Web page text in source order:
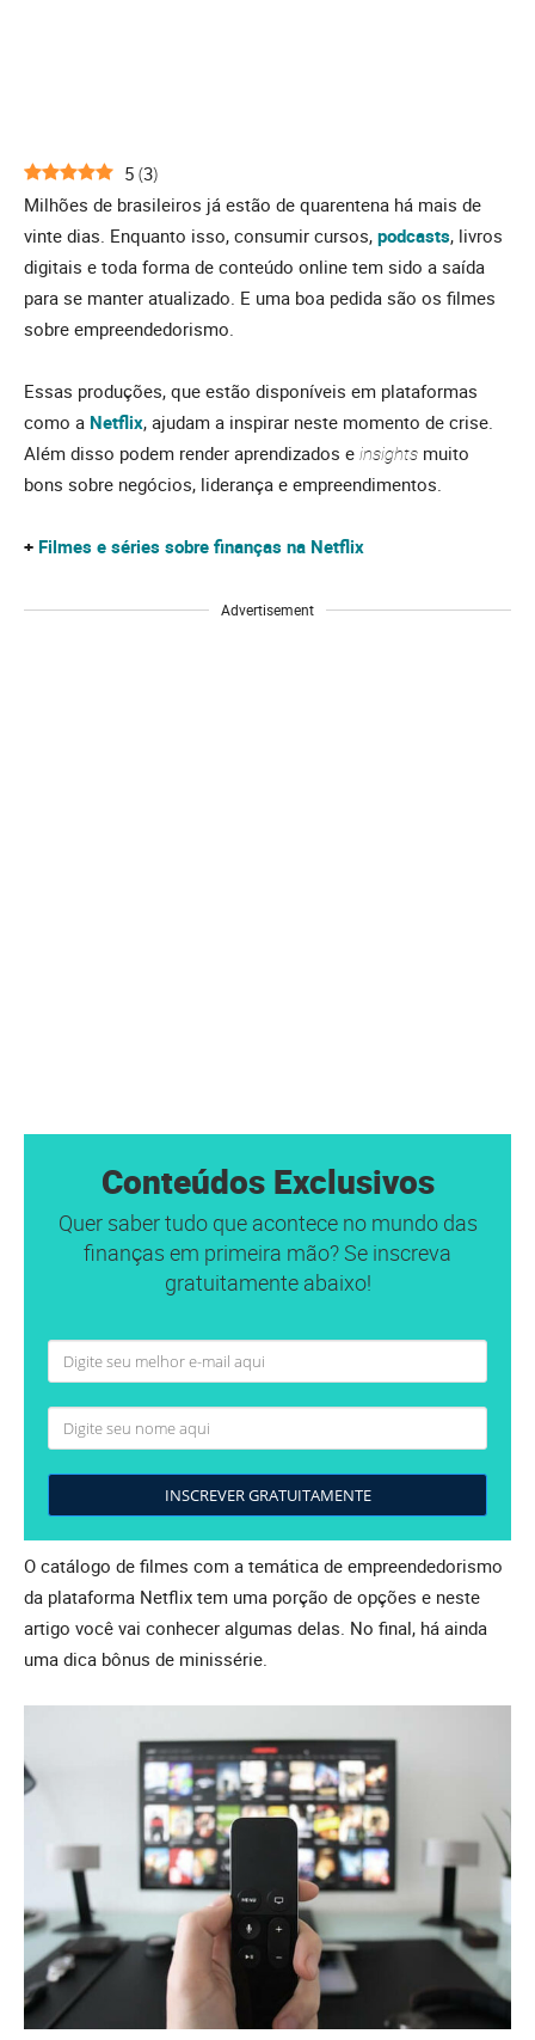
5 (3)
Milhões de brasileiros já estão de quarentena há mais de
vinte dias. Enquanto isso, consumir cursos, podcasts, livros
digitais e toda forma de conteúdo online tem sido a saída
para se manter atualizado. E uma boa pedida são os filmes
sobre empreendedorismo.
Essas produções, que estão disponíveis em plataformas
como a Netflix, ajudam a inspirar neste momento de crise.
Além disso podem render aprendizados e insights muito
bons sobre negócios, liderança e empreendimentos.
+ Filmes e séries sobre finanças na Netflix
Advertisement
Conteúdos Exclusivos
Quer saber tudo que acontece no mundo das
finanças em primeira mão? Se inscreva
gratuitamente abaixo!
INSCREVER GRATUITAMENTE
O catálogo de filmes com a temática de empreendedorismo
da plataforma Netflix tem uma porção de opções e neste
artigo você vai conhecer algumas delas. No final, há ainda
uma dica bônus de minissérie.